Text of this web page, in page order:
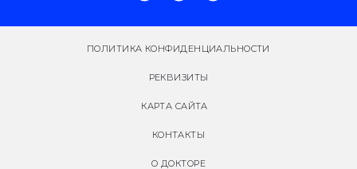
ПОЛИТИКА КОНФИДЕНЦИАЛЬНОСТИ
РЕКВИЗИТЫ
КАРТА САЙТА
КОНТАКТЫ
О ДОКТОРЕ